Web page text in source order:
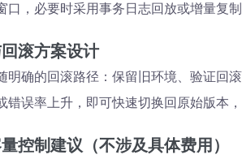
口，必要时采用事务日志回放或增量复
滚方案设计
明确的回滚路径：保留旧环境、验证回
错误率上升，即可快速切换回原始版本
控制建议（不涉及具体费用）